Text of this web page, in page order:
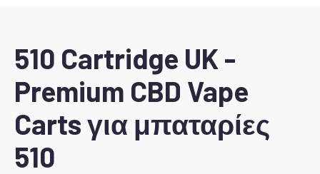
510 Cartridge UK -
Premium CBD Vape
Carts για μπαταρίες
510